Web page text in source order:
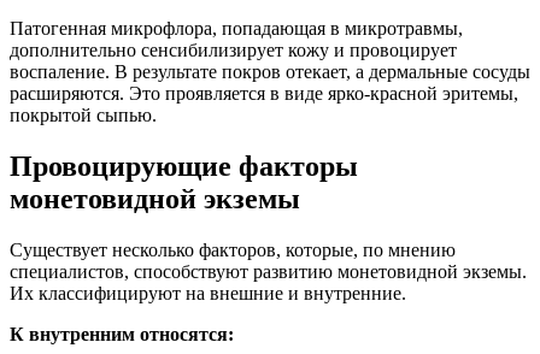
Патогенная микрофлора, попадающая в микротравмы,
дополнительно сенсибилизирует кожу и провоцирует
воспаление. В результате покров отекает, а дермальные сосуды
расширяются. Это проявляется в виде ярко-красной эритемы,
покрытой сыпью.
Провоцирующие факторы
монетовидной экземы
Существует несколько факторов, которые, по мнению
специалистов, способствуют развитию монетовидной экземы.
Их классифицируют на внешние и внутренние.
К внутренним относятся: